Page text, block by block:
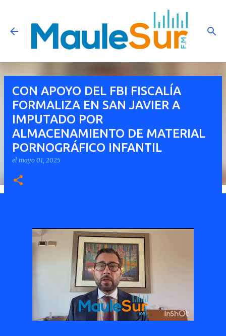
Ir al contenido principal
CON APOYO DEL FBI FISCALÍA
FORMALIZA EN SAN JAVIER A
IMPUTADO POR
ALMACENAMIENTO DE MATERIAL
PORNOGRÁFICO INFANTIL
el mayo 01, 2025